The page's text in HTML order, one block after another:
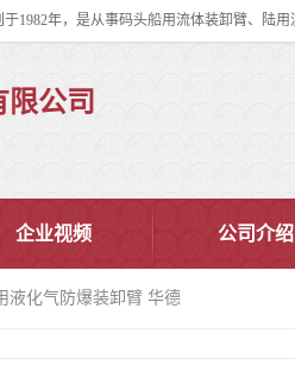
公司
企业视频 公司介绍
液化气防爆装卸臂 华德